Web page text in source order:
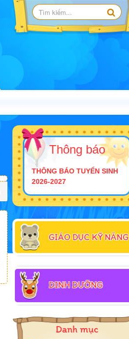
Thông báo
THÔNG BÁO TUYỂN SINH
2026-2027
GIÁO DỤC KỸ NĂNG
DINH DƯỠNG
Danh mục